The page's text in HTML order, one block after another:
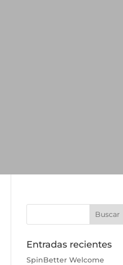
Entradas recientes
SpinBetter Welcome